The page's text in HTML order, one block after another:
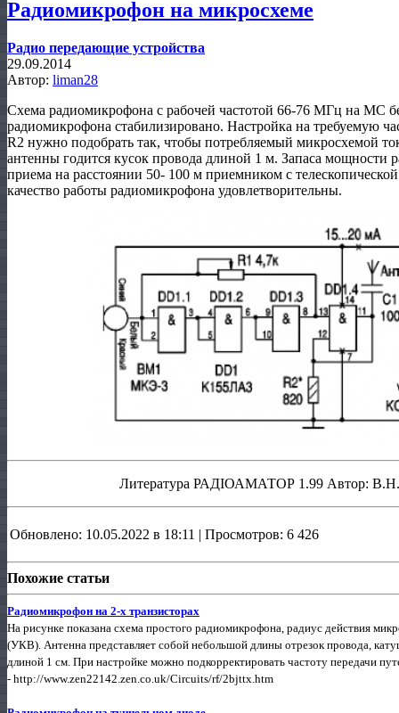
Радиомикрофон на микросхеме
Радио передающие устройства
29.09.2014
Автор: liman28
Схема радиомикрофона с рабочей частотой 66-76 МГц на МС
радиомикрофона стабилизировано. Настройка на требуемую
R2 нужно подобрать так, чтобы потребляемый микросхемой
антенны годится кусок провода длиной 1 м. Запаса мощности
приема на расстоянии 50- 100 м приемником с
качество работы радиомикрофона удовлетворительны.
Литература РАДІОАМАТОР 1.99 Автор: В.Н.
Обновлено: 10.05.2022 в 18:11 | Просмотров: 6 426
Похожие статьи
Радиомикрофон на 2-х транзисторах
На рисунке показана схема простого радиомикрофона, радиус действия
(УКВ). Антенна представляет собой небольшой длины отрезок провода,
длиной 1 см. При настройке можно подкорректировать частоту передачи
- http://www.zen22142.zen.co.uk/Circuits/rf/2bjttx.htm